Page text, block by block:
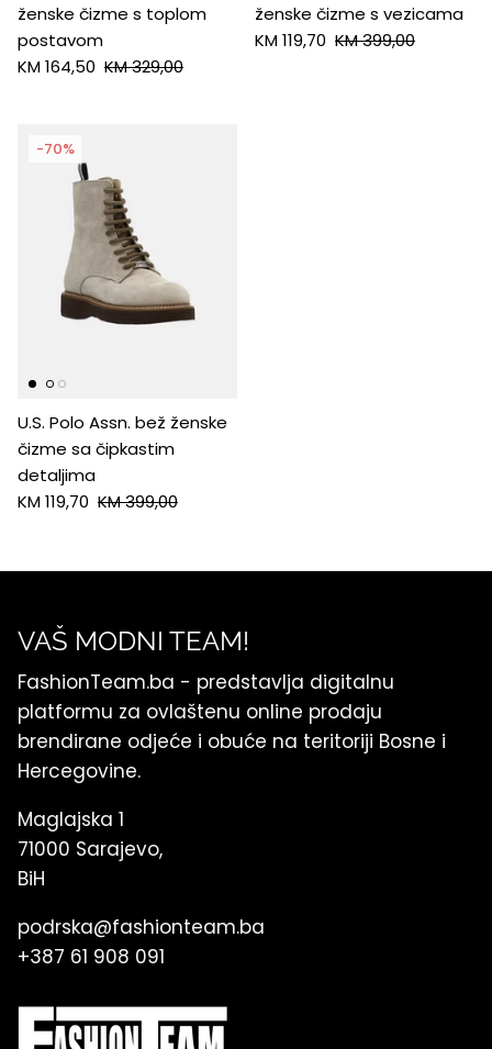
ženske čizme s toplom
postavom
KM 164,50 KM 329,00
ženske čizme s vezicama
KM 119,70 KM 399,00
-70%
U.S. Polo Assn. bež ženske
čizme sa čipkastim
detaljima
KM 119,70 KM 399,00
VAŠ MODNI TEAM!
FashionTeam.ba - predstavlja digitalnu
platformu za ovlaštenu online prodaju
brendirane odjeće i obuće na teritoriji Bosne i
Hercegovine.
Maglajska 1
71000 Sarajevo,
BiH
podrska@fashionteam.ba
+387 61 908 091